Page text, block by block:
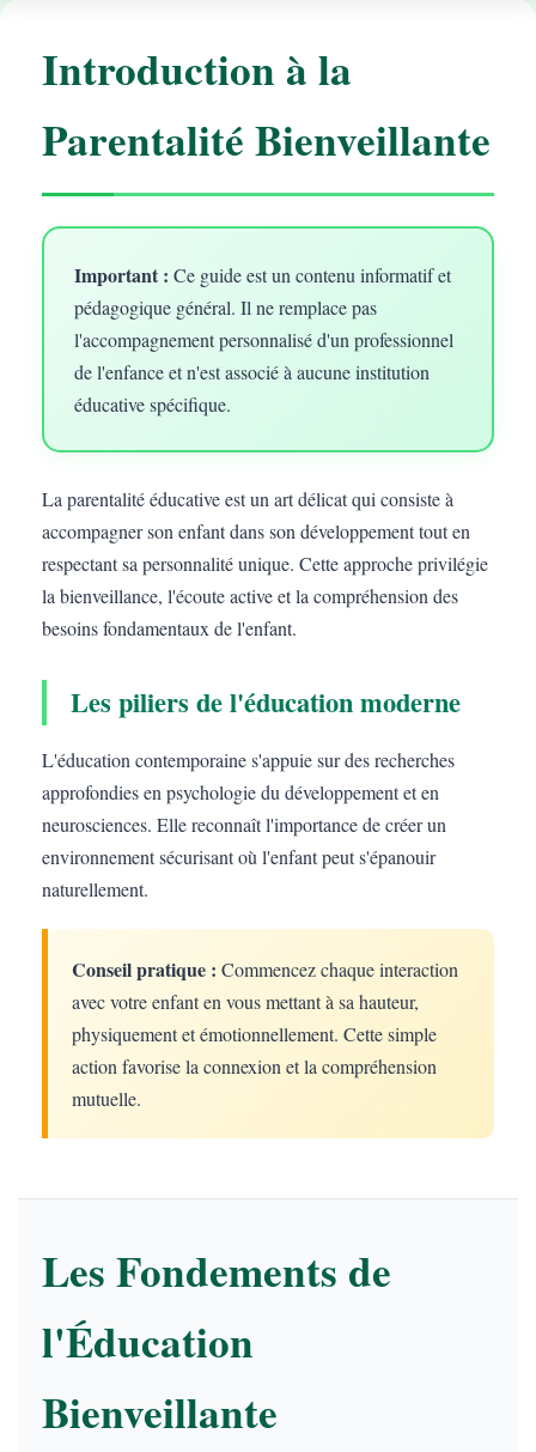
Introduction à la
Parentalité Bienveillante
Important : Ce guide est un contenu informatif et
pédagogique général. Il ne remplace pas
l'accompagnement personnalisé d'un professionnel
de l'enfance et n'est associé à aucune institution
éducative spécifique.
La parentalité éducative est un art délicat qui consiste à
accompagner son enfant dans son développement tout en
respectant sa personnalité unique. Cette approche privilégie
la bienveillance, l'écoute active et la compréhension des
besoins fondamentaux de l'enfant.
Les piliers de l'éducation moderne
L'éducation contemporaine s'appuie sur des recherches
approfondies en psychologie du développement et en
neurosciences. Elle reconnaît l'importance de créer un
environnement sécurisant où l'enfant peut s'épanouir
naturellement.
Conseil pratique : Commencez chaque interaction
avec votre enfant en vous mettant à sa hauteur,
physiquement et émotionnellement. Cette simple
action favorise la connexion et la compréhension
mutuelle.
Les Fondements de
l'Éducation
Bienveillante